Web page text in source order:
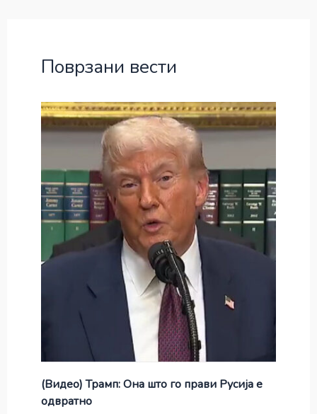
Поврзани вести
(Видео) Трамп: Она што го прави Русија е
одвратно